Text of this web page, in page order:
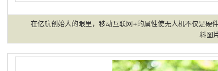
在亿航创始人的眼里，移动互联网+的属性使无人机不仅是硬
料图